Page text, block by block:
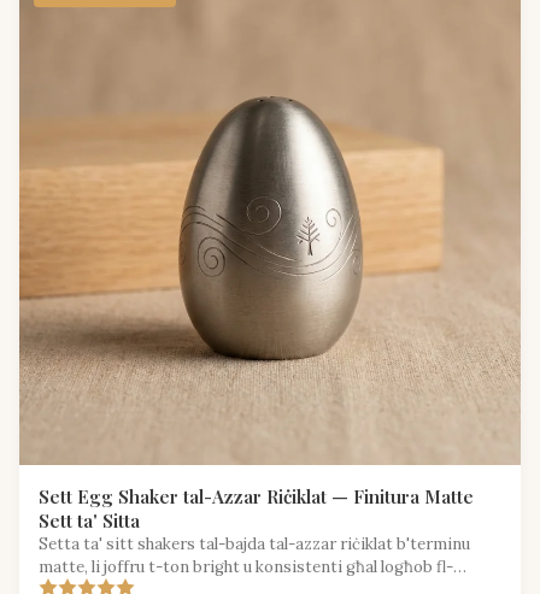
Sett Egg Shaker tal-Azzar Riċiklat — Finitura Matte
Sett ta' Sitta
Setta ta' sitt shakers tal-bajda tal-azzar riċiklat b'terminu
matte, li joffru t-ton bright u konsistenti għal logħob fl-
ensemble.